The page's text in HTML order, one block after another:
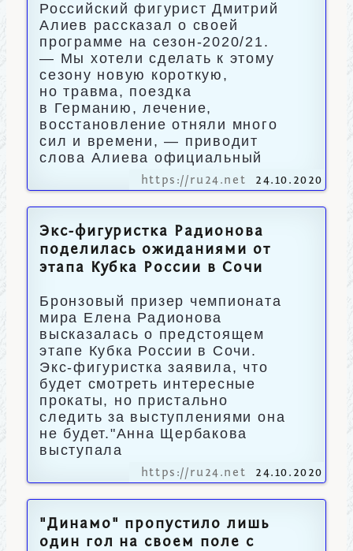
Российский фигурист Дмитрий
Алиев рассказал о своей
программе на сезон-2020/21.
— Мы хотели сделать к этому
сезону новую короткую,
но травма, поездка
в Германию, лечение,
восстановление отняли много
сил и времени, — приводит
слова Алиева официальный
https://ru24.net 24.10.2020
Экс-фигуристка Радионова
поделилась ожиданиями от
этапа Кубка России в Сочи
Бронзовый призер чемпионата
мира Елена Радионова
высказалась о предстоящем
этапе Кубка России в Сочи.
Экс-фигуристка заявила, что
будет смотреть интересные
прокаты, но пристально
следить за выступлениями она
не будет."Анна Щербакова
выступала
https://ru24.net 24.10.2020
"Динамо" пропустило лишь
один гол на своем поле с